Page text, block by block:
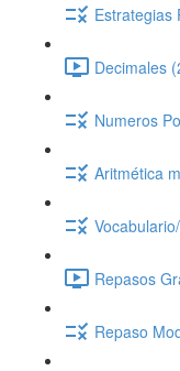
Estrategias
Decimales
Numeros
Aritmética
Repasos
Repaso